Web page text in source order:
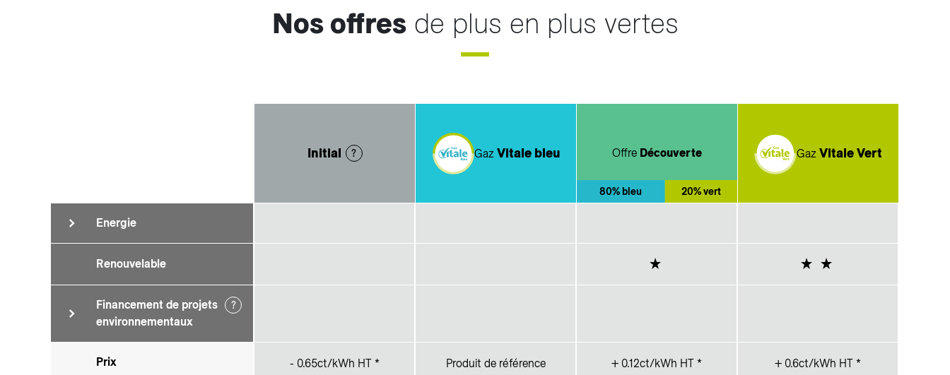
Nos offresde plus en plus vertes
Initial ? Gaz Vitale bleu Offre Découverte
80% bleu 20% vert
Gaz Vitale Vert
Energie
Renouvelable
Financement de projets
environnementaux
?
Prix - 0.65ct/kWh HT * Produit de référence + 0.12ct/kWh HT * + 0.6ct/kWh HT *